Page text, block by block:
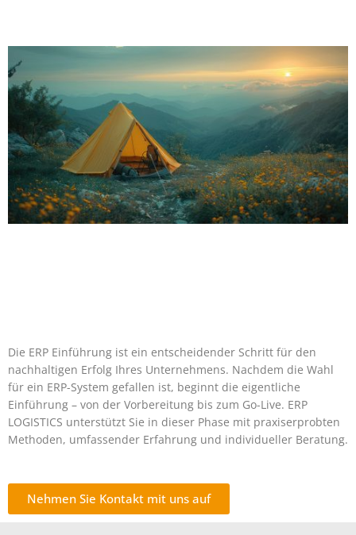
Die ERP Einführung ist ein entscheidender Schritt für den
nachhaltigen Erfolg Ihres Unternehmens. Nachdem die Wahl
für ein ERP-System gefallen ist, beginnt die eigentliche
Einführung – von der Vorbereitung bis zum Go-Live. ERP
LOGISTICS unterstützt Sie in dieser Phase mit praxiserprobten
Methoden, umfassender Erfahrung und individueller Beratung.
Nehmen Sie Kontakt mit uns auf